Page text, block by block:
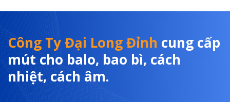
Công Ty Đại Long Đỉnh cung cấp
mút cho balo, bao bì, cách
nhiệt, cách âm.